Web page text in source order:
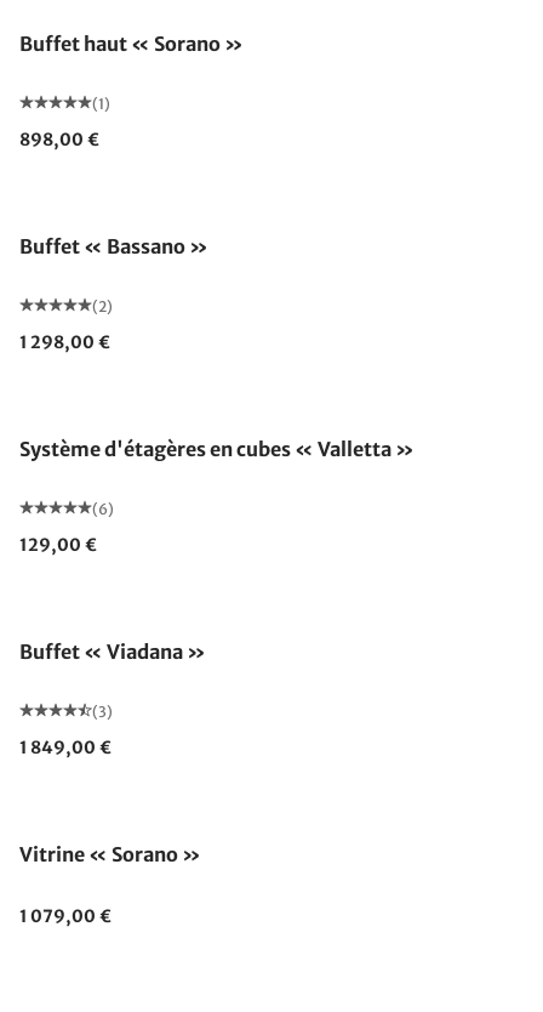
Buffet haut « Sorano »
(1)
898,00 €
Buffet « Bassano »
(2)
1 298,00 €
Système d'étagères en cubes « Valletta »
(6)
129,00 €
Buffet « Viadana »
(3)
1 849,00 €
Vitrine « Sorano »
1 079,00 €